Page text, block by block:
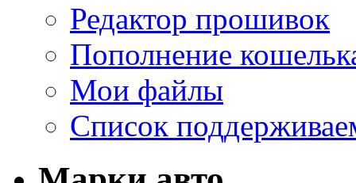
Редактор прошивок
Пополнение
Мои файлы
Список